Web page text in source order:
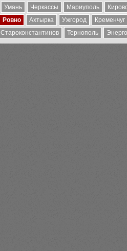
Умань Черкассы Мариуполь
Ровно Ахтырка Ужгород
Кременчуг
Староконстантинов
Тернополь